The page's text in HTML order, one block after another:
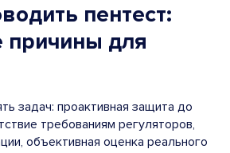
пентест:
для
задач: проактивная защита до
требованиям регуляторов,
объективная оценка реального